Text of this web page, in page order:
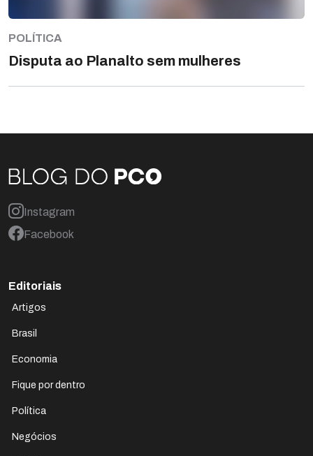
POLÍTICA
Disputa ao Planalto sem mulheres
Instagram
Facebook
Editoriais
Artigos
Brasil
Economia
Fique por dentro
Política
Negócios